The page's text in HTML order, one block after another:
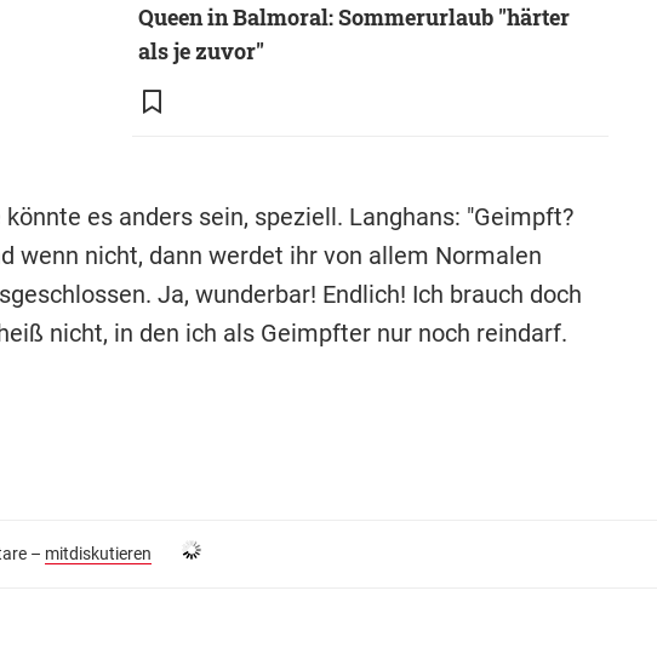
Queen in Balmoral: Sommerurlaub "härter
als je zuvor"
es anders sein, speziell. Langhans: "Geimpft?
wenn nicht, dann werdet ihr von allem Normalen
Ja, wunderbar! Endlich! Ich brauch doch
nicht, in den ich als Geimpfter nur noch reindarf.
– mitdiskutieren